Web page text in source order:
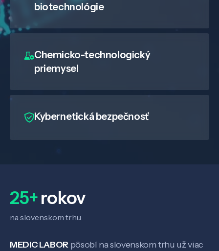
biotechnológie
Chemicko-technologický
priemysel
Kybernetická bezpečnosť
25+rokov
na slovenskom trhu
MEDIC LABOR pôsobí na slovenskom trhu už viac